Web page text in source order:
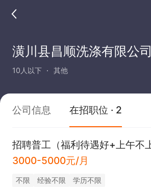
潢川县昌顺洗涤有限公司
10人以下 其他
公司信息 在招职位 · 2
3000-5000元/月
不限 经验不限 学历不限